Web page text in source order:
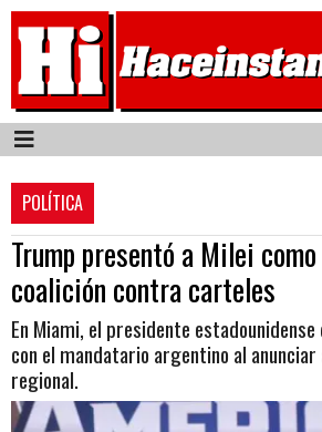
POLÍTICA
Trump presentó a Milei
coalición contra carteles
En Miami, el presidente
con el mandatario argentino al
regional.